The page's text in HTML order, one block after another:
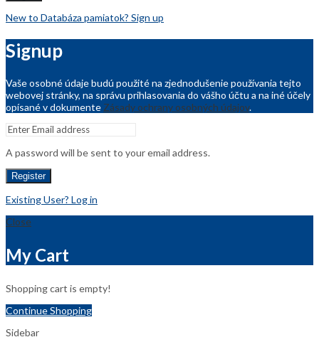
New to Databáza pamiatok? Sign up
Signup
Vaše osobné údaje budú použité na zjednodušenie používania tejto
webovej stránky, na správu prihlasovania do vášho účtu a na iné účely
opísané v dokumente Zásady ochrany osobných údajov.
A password will be sent to your email address.
Register
Existing User? Log in
Close
My Cart
Shopping cart is empty!
Continue Shopping
Sidebar